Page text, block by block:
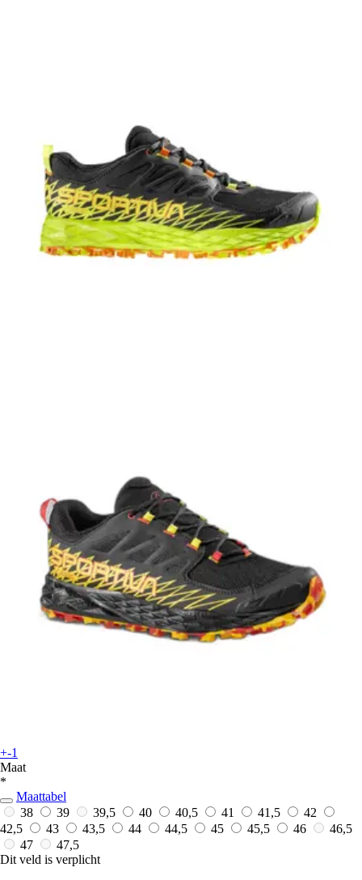
+-1
Maat
*
Maattabel
38
39 39,5 40 40,5 41 41,5
42
42,5
43 43,5 44 44,5 45 45,5 46
46,5
47
47,5
Dit veld is verplicht